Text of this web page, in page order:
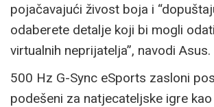
pojačavajući živost boja i
odaberete detalje koji bi mogli
virtualnih neprijatelja”, navodi Asus.
500 Hz G-Sync eSports zasloni
podešeni za natjecateljske igre kao